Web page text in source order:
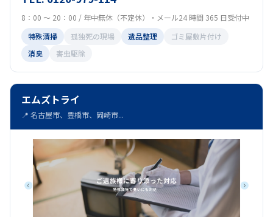
8：00 ～ 20：00 / 年中無休（不定休）・メール24 時間 365 日受付中
特殊清掃
孤独死の現場 遺品整理
ゴミ屋敷片付け
消臭
害虫駆除
エムズトライ
📍 名古屋市、豊橋市、岡崎市...